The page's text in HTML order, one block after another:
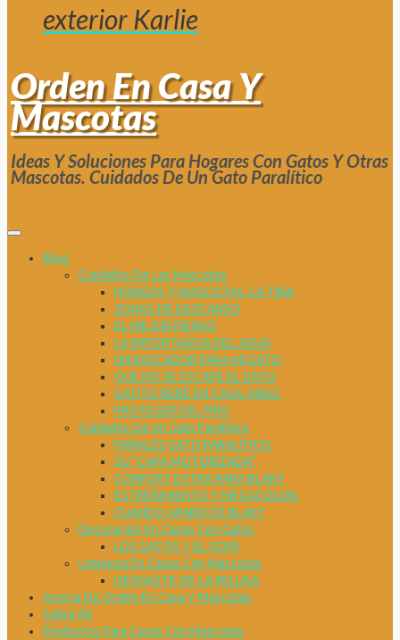
exterior Karlie
Orden En Casa Y
Mascotas
Ideas Y Soluciones Para Hogares Con Gatos Y Otras
Mascotas. Cuidados De Un Gato Paralítico
Blog
Cuidados De Las Mascotas
HONGOS Y MASCOTAS. LA TIÑA
ZONAS DE DESCANSO
EL MEJOR PIENSO
LA IMPORTANCIA DEL AGUA
UN RASCADOR PARA MI GATO
QUE NO SE ESCAPE EL GATO
GATITO BEBÉ EN CASA. MIKO.
PROTEGER DEL FRÍO
Cuidados De Un Gato Paralítico
PAÑALES GATO PARALÍTICO.
SU “CAPA MOTORIZADA”
CONFORT EXTRA PARA BLAKY
ESTREÑIMIENTO Y MEGACÓLON.
CUANDO APARECIÓ BLAKY
Decoración En Casas Con Gatos
LOS GATOS Y EL SOFÁ
Limpieza En Casas Con Mascotas
DESHAZTE DE LA PELUSA
Acerca De Orden En Casa Y Mascotas
Sobre Mi
Productos Para Casas Con Mascotas